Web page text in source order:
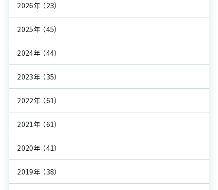
2026年 （23）
2025年 （45）
2024年 （44）
2023年 （35）
2022年 （61）
2021年 （61）
2020年 （41）
2019年 （38）